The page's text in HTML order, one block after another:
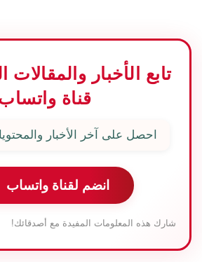
تابع الأخبار
قناة
احصل على آخر الأخبار
انضم لقناة واتساب
شارك هذه المعلومات المفيدة مع أصدقائك!